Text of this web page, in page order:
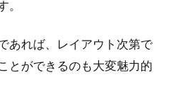
あれば、レイアウト次第で
とができるのも大変魅力的